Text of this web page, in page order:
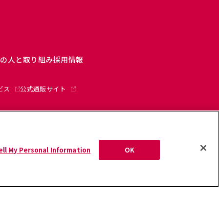
人と取り組み採用情報
ス 公式通販サイト
My Personal Information OK